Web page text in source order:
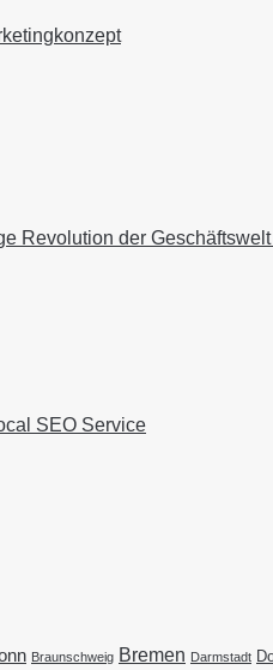
Revolution der
SEO Service
Braunschweig Bremen Darmstadt